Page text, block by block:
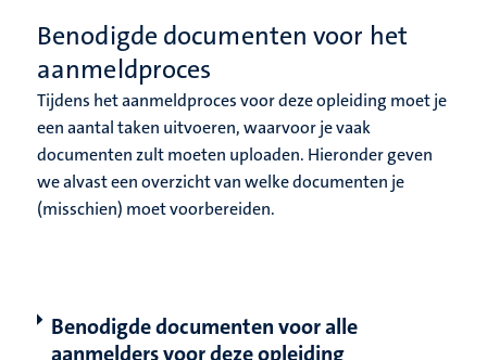
Benodigde documenten voor het
aanmeldproces
Tijdens het aanmeldproces voor deze opleiding moet je
een aantal taken uitvoeren, waarvoor je vaak
documenten zult moeten uploaden. Hieronder geven
we alvast een overzicht van welke documenten je
(misschien) moet voorbereiden.
Benodigde documenten voor alle
aanmelders voor deze opleiding